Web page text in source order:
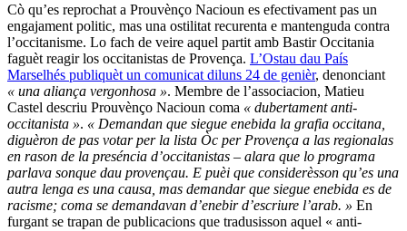
Cò qu’es reprochat a Prouvènço Nacioun es efectivament pas un
engajament politic, mas una ostilitat recurenta e mantenguda contra
l’occitanisme. Lo fach de veire aquel partit amb Bastir Occitania
faguèt reagir los occitanistas de Provença. L’Ostau dau País
Marselhés publiquèt un comunicat diluns 24 de genièr, denonciant
« una aliança vergonhosa ». Membre de l’associacion, Matieu
Castel descriu Prouvènço Nacioun coma « dubertament anti-
occitanista ». « Demandan que siegue enebida la grafia occitana,
diguèron de pas votar per la lista Òc per Provença a las regionalas
en rason de la preséncia d’occitanistas – alara que lo programa
parlava sonque dau provençau. E puèi que considerèsson qu’es una
autra lenga es una causa, mas demandar que siegue enebida es de
racisme; coma se demandavan d’enebir d’escriure l’arab. » En
furgant se trapan de publicacions que tradusisson aquel « anti-